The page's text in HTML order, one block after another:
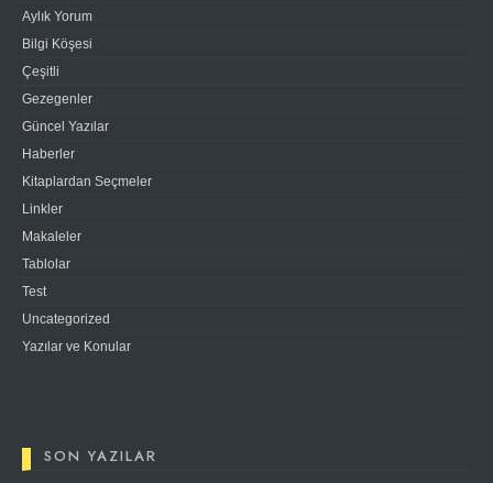
Aylık Yorum
Bilgi Köşesi
Çeşitli
Gezegenler
Güncel Yazılar
Haberler
Kitaplardan Seçmeler
Linkler
Makaleler
Tablolar
Test
Uncategorized
Yazılar ve Konular
SON YAZILAR